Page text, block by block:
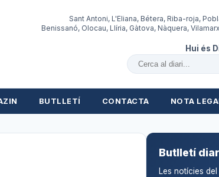
Sant Antoni, L'Eliana, Bétera, Riba-roja,
Benissanó, Olocau, Llíria, Gàtova, Nàquera,
Hui és
Cercar al diari
BUTLLETÍ CONTACTA NOTA
Butlletí
Les notícies